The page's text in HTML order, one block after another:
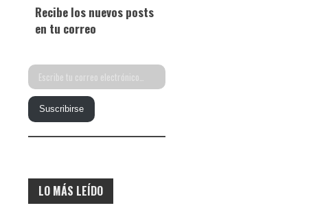
Recibe los nuevos posts
en tu correo
Escribe
tu
correo
electrónico…
Suscribirse
LO MÁS LEÍDO